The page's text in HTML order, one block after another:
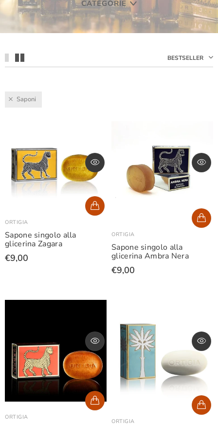
CATEGORIE
BESTSELLER
Saponi
ORTIGIA
Sapone singolo alla
glicerina Zagara
€9,00
ORTIGIA
Sapone singolo alla
glicerina Ambra Nera
€9,00
ORTIGIA
ORTIGIA